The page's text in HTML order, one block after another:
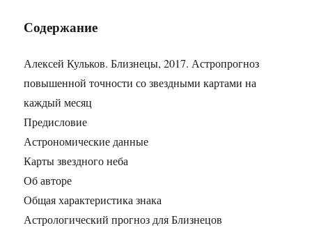
Содержание
Алексей Кульков. Близнецы, 2017. Астропрогноз
повышенной точности со звездными картами на
каждый месяц
Предисловие
Астрономические данные
Карты звездного неба
Об авторе
Общая характеристика знака
Астрологический прогноз для Близнецов